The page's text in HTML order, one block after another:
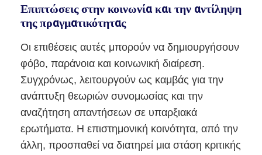
Επιπτώσεις στην κοινωνία και την αντίληψη
της πραγματικότητας
Οι επιθέσεις αυτές μπορούν να δημιουργήσουν
φόβο, παράνοια και κοινωνική διαίρεση.
Συγχρόνως, λειτουργούν ως καμβάς για την
ανάπτυξη θεωριών συνομωσίας και την
αναζήτηση απαντήσεων σε υπαρξιακά
ερωτήματα. Η επιστημονική κοινότητα, από την
άλλη, προσπαθεί να διατηρεί μια στάση κριτικής